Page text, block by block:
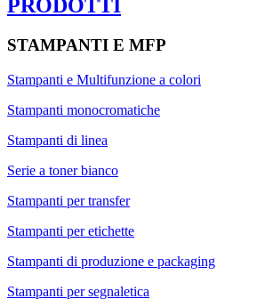
PRODOTTI
STAMPANTI E MFP
Stampanti e Multifunzione a colori
Stampanti monocromatiche
Stampanti di linea
Serie a toner bianco
Stampanti per transfer
Stampanti per etichette
Stampanti di produzione e packaging
Stampanti per segnaletica